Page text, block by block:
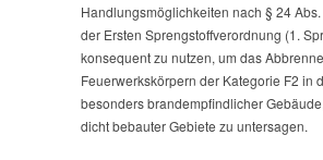
Handlungsmöglichkeiten nach § 24 Abs.
der Ersten Sprengstoffverordnung (1.
konsequent zu nutzen, um das
Feuerwerkskörpern der Kategorie F2 in
besonders brandempfindlicher
dicht bebauter Gebiete zu untersagen.